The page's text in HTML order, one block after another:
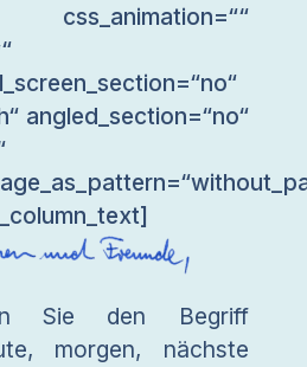
angled_section=“no“
Sie den Begriff
morgen, nächste